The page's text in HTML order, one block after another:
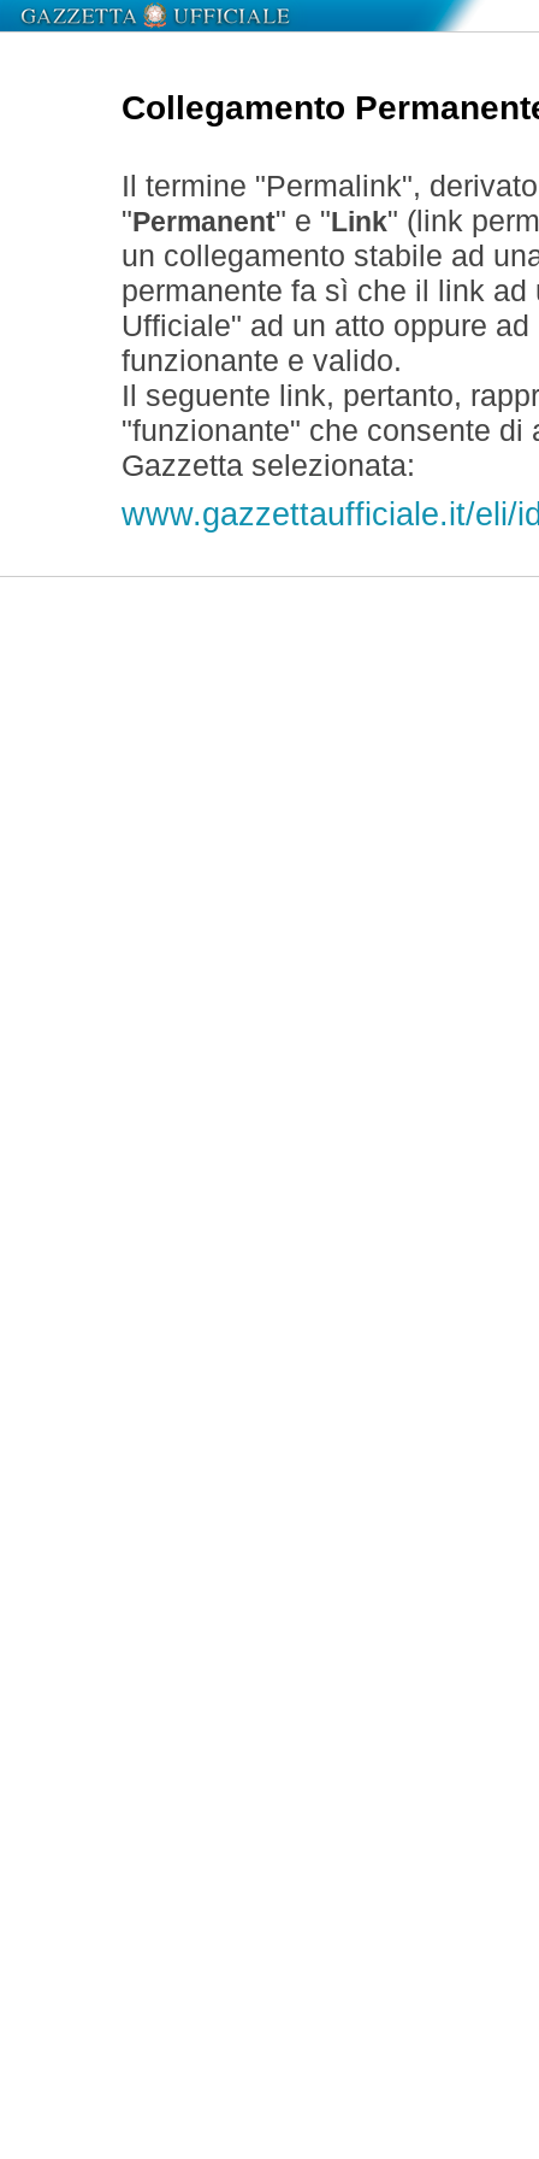
Collegamento
Il termine "Permalink",
" Permanent" e " Link" (link
un collegamento stabile ad
permanente fa sì che il link
Ufficiale" ad un atto oppure
funzionante e valido.
Il seguente link, pertanto,
"funzionante" che consente
Gazzetta selezionata:
www.gazzettaufficiale.it/eli/